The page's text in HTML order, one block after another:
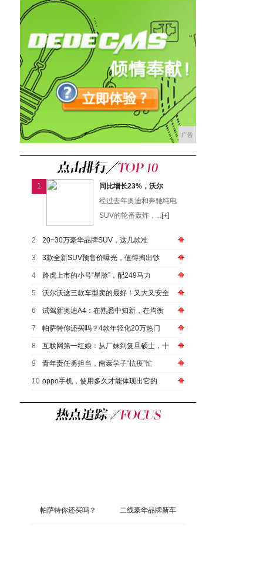
广告
1
同比增长23%，沃尔
经过去年奥迪和奔驰纯电
SUV的轮番轰炸，...[+]
2 20~30万豪华品牌SUV，这几款准
3 3款全新SUV预售价曝光，值得掏出钞
4 路虎上市的小号“星脉”，配249马力
5 沃尔沃这三款车型卖的最好！又大又安全
6 试驾新奥迪A4：在熟悉中知新，在均衡
7 帕萨特你还买吗？4款年轻化20万热门
8 互联网第一红娘：从厂妹到复旦硕士，十
9 青年责任勇担当，南泰学子“抗疫”忙
10 oppo手机，使用多久才能体现出它的
帕萨特你还买吗？ 二线豪华品牌新车